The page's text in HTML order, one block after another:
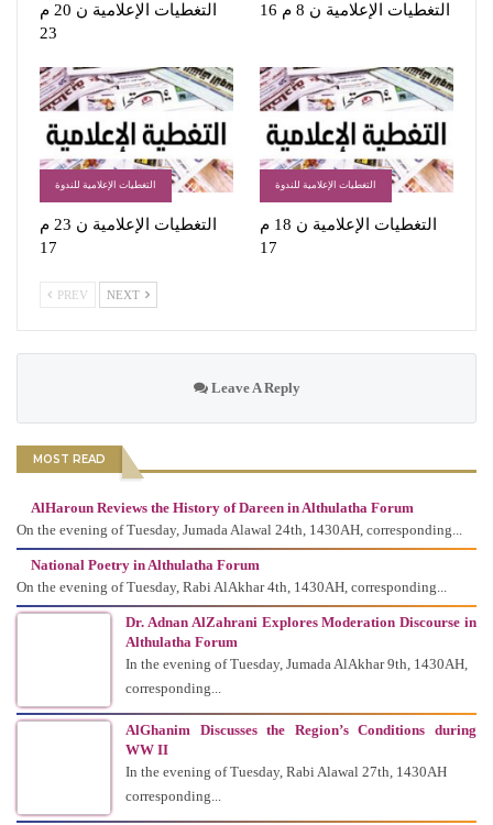
التغطيات الإعلامية ن 20 م
23
التغطيات الإعلامية ن 8 م 16
التغطيات الإعلامية للندوة
التغطيات الإعلامية ن 23 م
17
التغطيات الإعلامية للندوة
التغطيات الإعلامية ن 18 م
17
PREV NEXT
Leave A Reply
MOST READ
AlHaroun Reviews the History of Dareen in Althulatha Forum
On the evening of Tuesday, Jumada Alawal 24th, 1430AH, corresponding...
National Poetry in Althulatha Forum
On the evening of Tuesday, Rabi AlAkhar 4th, 1430AH, corresponding...
Dr. Adnan AlZahrani Explores Moderation Discourse in
Althulatha Forum
In the evening of Tuesday, Jumada AlAkhar 9th, 1430AH,
corresponding...
AlGhanim Discusses the Region’s Conditions during
WW II
In the evening of Tuesday, Rabi Alawal 27th, 1430AH
corresponding...